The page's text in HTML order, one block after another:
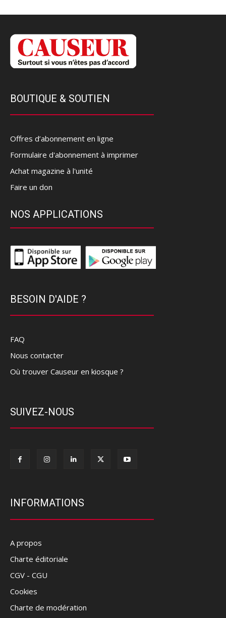
BOUTIQUE & SOUTIEN
Offres d’abonnement en ligne
Formulaire d'abonnement à imprimer
Achat magazine à l'unité
Faire un don
NOS APPLICATIONS
BESOIN D'AIDE ?
FAQ
Nous contacter
Où trouver Causeur en kiosque ?
SUIVEZ-NOUS
INFORMATIONS
A propos
Charte éditoriale
CGV - CGU
Cookies
Charte de modération